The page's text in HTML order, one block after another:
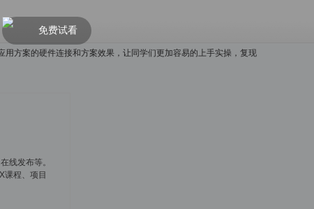
免费试看
方案的硬件连接和方案效果，让同学们更加容易的上手实操，复现
线发布等。
课程、项目